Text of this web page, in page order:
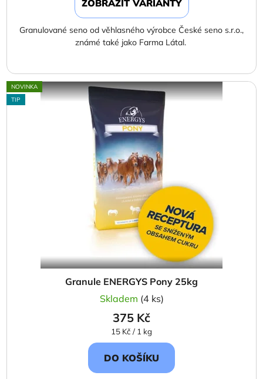
ZOBRAZIT VARIANTY
Granulované seno od věhlasného výrobce České seno s.r.o.,
známé také jako Farma Látal.
NOVINKA
TIP
Granule ENERGYS Pony 25kg
Skladem (4 ks)
375 Kč
Měrná
cena:
15 Kč / 1 kg
DO KOŠÍKU